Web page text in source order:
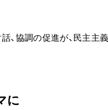
、協調の促進が、民主主
に